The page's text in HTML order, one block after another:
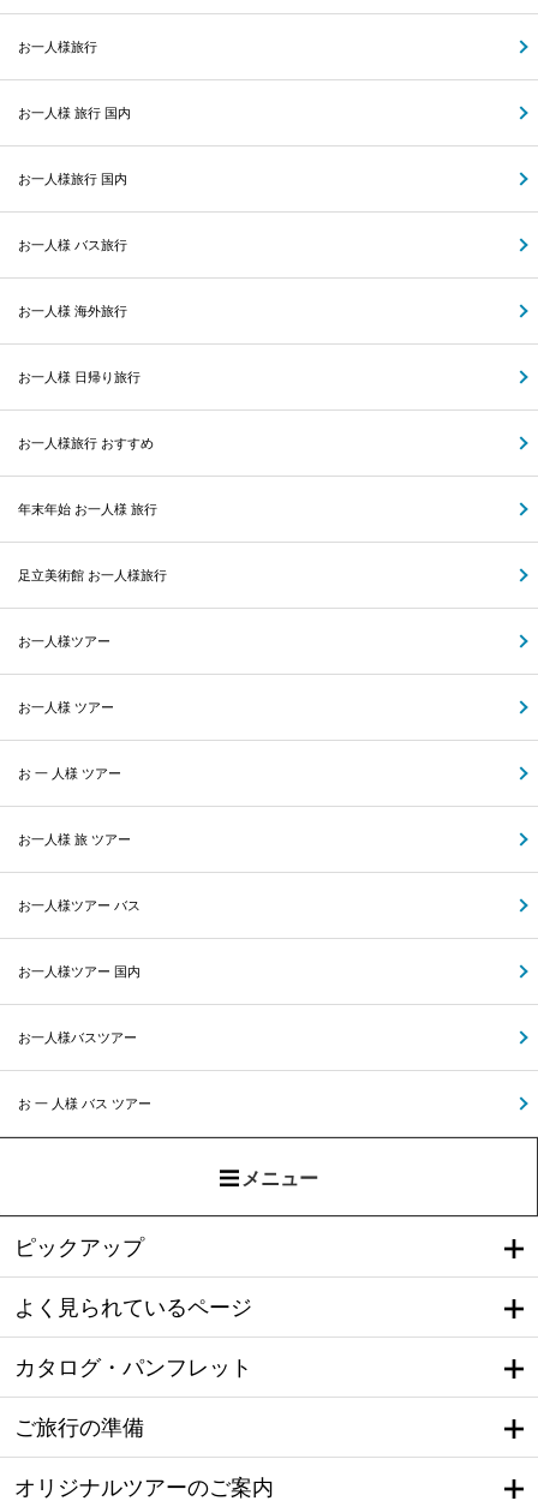
お一人様旅行
お一人様 旅行 国内
お一人様旅行 国内
お一人様 バス旅行
お一人様 海外旅行
お一人様 日帰り旅行
お一人様旅行 おすすめ
年末年始 お一人様 旅行
足立美術館 お一人様旅行
お一人様ツアー
お一人様 ツアー
お 一 人様 ツアー
お一人様 旅 ツアー
お一人様ツアー バス
お一人様ツアー 国内
お一人様バスツアー
お 一 人様 バス ツアー
メニュー
ピックアップ
よく見られているページ
カタログ・パンフレット
ご旅行の準備
オリジナルツアーのご案内